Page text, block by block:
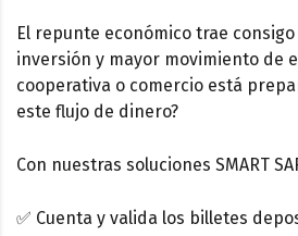
El repunte económico trae
inversión y mayor movimiento de
cooperativa o comercio está
este flujo de dinero?
Con nuestras soluciones SMART
✅ Cuenta y valida los billetes